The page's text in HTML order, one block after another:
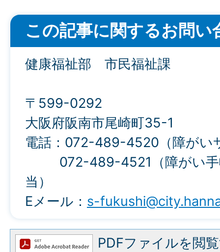
この記事に関するお問い
健康福祉部 市民福祉課
〒599-0292
大阪府阪南市尾崎町35-1
電話：072-489-4520（障がい
072-489-4521（障がい手
当）
Eメール： s-
PDFファイルを閲